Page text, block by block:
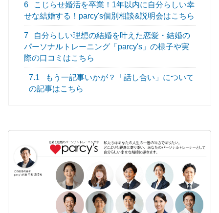
6
こじらせ婚活を卒業！1年以内に自分らしい幸
せな結婚する！parcy's個別相談&説明会はこちら
7
自分らしい理想の結婚を叶えた恋愛・結婚の
パーソナルトレーニング「parcy's」の様子や実
際の口コミはこちら
7.1
もう一記事いかが？「話し合い」について
の記事はこちら